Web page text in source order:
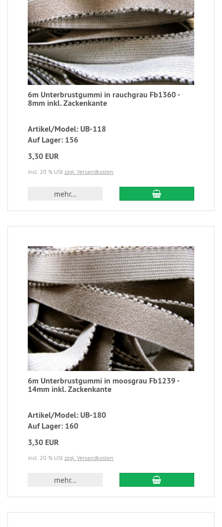
6m Unterbrustgummi in rauchgrau Fb1360 -
8mm inkl. Zackenkante
Artikel/Model: UB-118
Auf Lager: 156
3,30 EUR
incl. 20 % USt zzgl. Versandkosten
mehr...
6m Unterbrustgummi in moosgrau Fb1239 -
14mm inkl. Zackenkante
Artikel/Model: UB-180
Auf Lager: 160
3,30 EUR
incl. 20 % USt zzgl. Versandkosten
mehr...